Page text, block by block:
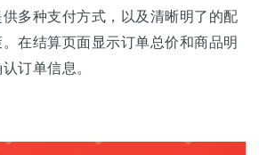
多种支付方式，以及清晰明了的配
在结算页面显示订单总价和商品明
订单信息。